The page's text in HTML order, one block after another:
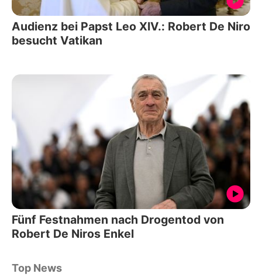
Audienz bei Papst Leo XIV.: Robert De Niro
besucht Vatikan
Fünf Festnahmen nach Drogentod von
Robert De Niros Enkel
Top News